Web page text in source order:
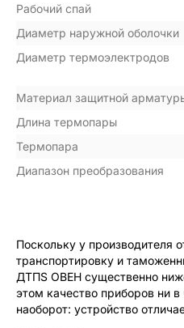
Рабочий спай
Диаметр наружной оболочки
Диаметр термоэлектродов
Материал защитной
Длина термопары
Термопара
Диапазон преобразования
Поскольку у производителя
транспортировку и
ДТПS ОВЕН существенно
этом качество приборов ни
наоборот: устройство